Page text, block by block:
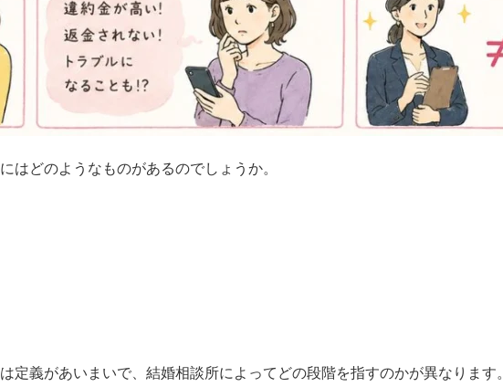
はどのようなものがあるのでしょうか。
定義があいまいで、結婚相談所によってどの段階を指すのかが異なります。